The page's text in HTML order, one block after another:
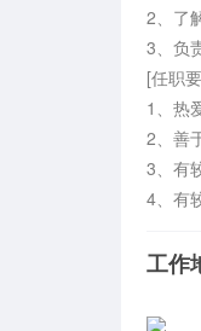
2、了
3、负
[任职
1、热
2、善
3、有
4、有
工作